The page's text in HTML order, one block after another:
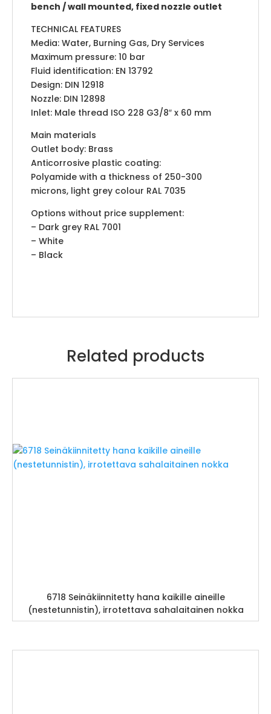
bench / wall mounted, fixed nozzle outlet
TECHNICAL FEATURES
Media: Water, Burning Gas, Dry Services
Maximum pressure: 10 bar
Fluid identification: EN 13792
Design: DIN 12918
Nozzle: DIN 12898
Inlet: Male thread ISO 228 G3/8″ x 60 mm
Main materials
Outlet body: Brass
Anticorrosive plastic coating:
Polyamide with a thickness of 250-300
microns, light grey colour RAL 7035
Options without price supplement:
– Dark grey RAL 7001
– White
– Black
Related products
6718 Seinäkiinnitetty hana kaikille aineille
(nestetunnistin), irrotettava sahalaitainen nokka